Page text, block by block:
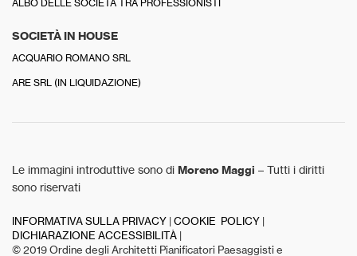
ALBO DELLE SOCIETÀ TRA PROFESSIONISTI
SOCIETÀ IN HOUSE
ACQUARIO ROMANO SRL
ARE SRL (IN LIQUIDAZIONE)
Le immagini introduttive sono di Moreno Maggi – Tutti i diritti
sono riservati
INFORMATIVA SULLA PRIVACY | COOKIE POLICY |
DICHIARAZIONE ACCESSIBILITÀ |
© 2019 Ordine degli Architetti Pianificatori Paesaggisti e